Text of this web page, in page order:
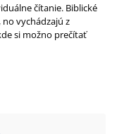
čítanie. Biblické
vychádzajú z
si možno prečítať